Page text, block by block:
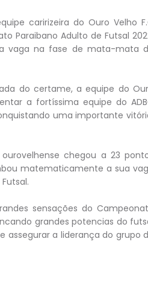
caririzeira do Ouro Velho
Paraibano Adulto de Futsal
vaga na fase de mata-mata
do certame, a equipe do
a fortíssima equipe do
uma importante
chegou a 23
matematicamente a sua
sensações do
grandes potencias do
a liderança do grupo